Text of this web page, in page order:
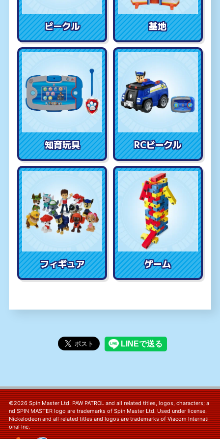
ビークル 基地
知育玩具 RCビークル
フィギュア ゲーム
©2026 Spin Master Ltd. PAW PATROL and all related titles, logos, characters; a
nd SPIN MASTER logo are trademarks of Spin Master Ltd. Used under license.
Nickelodeon and all related titles and logos are trademarks of Viacom Internati
onal Inc.